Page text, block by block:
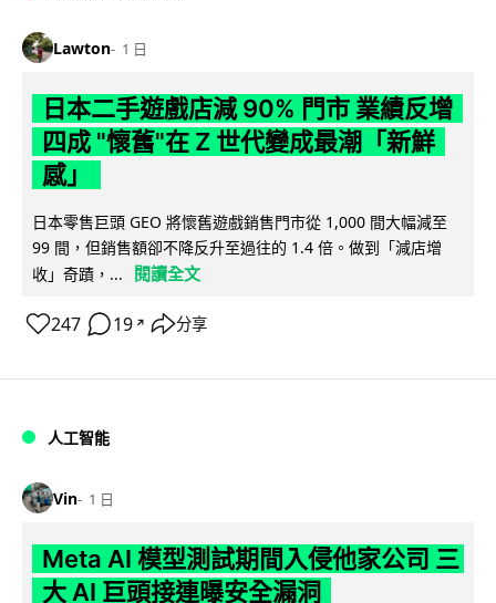
Lawton 1 日
日本二手遊戲店減 90% 門市 業績反增
四成 "懷舊"在 Z 世代變成最潮「新鮮
感」
日本零售巨頭 GEO 將懷舊遊戲銷售門市從 1,000 間大幅減至
99 間，但銷售額卻不降反升至過往的 1.4 倍。做到「減店增
收」奇蹟，...
閱讀全文
247 19 ↗ 分享
人工智能
Vin 1 日
Meta AI 模型測試期間入侵他家公司 三
大 AI 巨頭接連曝安全漏洞